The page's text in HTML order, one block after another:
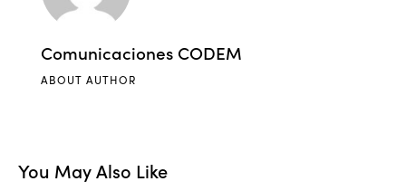
Comunicaciones CODEM
ABOUT AUTHOR
You May Also Like